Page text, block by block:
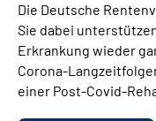
Die Deutsche
Sie dabei
Erkrankung wieder
Corona-
einer Post-Covid-